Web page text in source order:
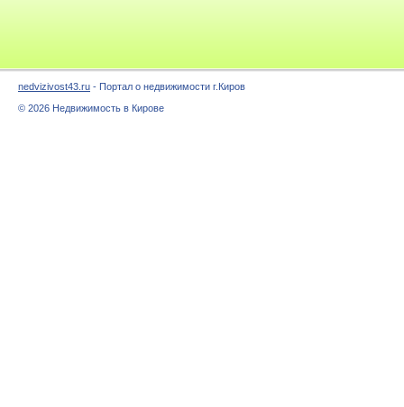
nedvizivost43.ru - Портал о недвижимости г.Киров
© 2026 Недвижимость в Кирове